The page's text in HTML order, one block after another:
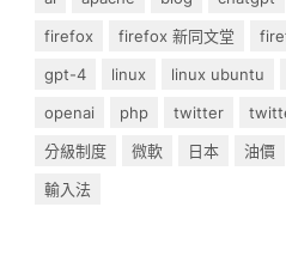
firefox
firefox 新同文堂
gpt-4
linux linux ubuntu
openai
php twitter
分級制度
微軟 日本 油價
輸入法